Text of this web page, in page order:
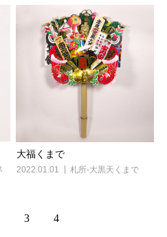
大福くまで
2022.01.01 札所-大黒天くまで
3 4